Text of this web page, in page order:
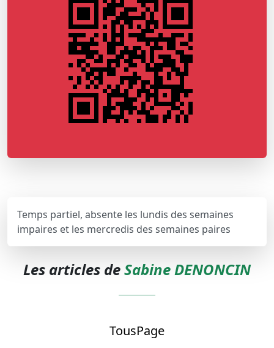
Temps partiel, absente les lundis des semaines
impaires et les mercredis des semaines paires
Les articles deSabine DENONCIN
TousPage